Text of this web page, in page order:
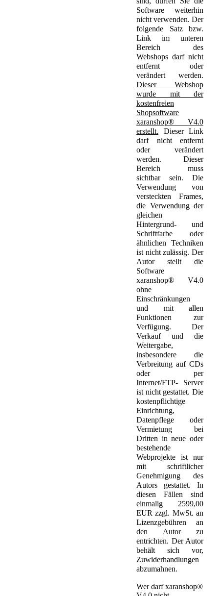
Software weiterhin
nicht verwenden. Der
folgende Satz bzw.
Link im unteren
Bereich des
Webshops darf nicht
entfernt oder
verändert werden.
Dieser Webshop
wurde mit der
kostenfreien
Shopsoftware
xaranshop® V4.0
erstellt. Dieser Link
darf nicht entfernt
oder verändert
werden. Dieser
Bereich muss
sichtbar sein. Die
Verwendung von
versteckten Frames,
die Verwendung der
gleichen
Hintergrund- und
Schriftfarbe oder
ähnlichen Techniken
ist nicht zulässig. Der
Autor stellt die
Software
xaranshop® V4.0
ohne
Einschränkungen
und mit allen
Funktionen zur
Verfügung. Der
Verkauf und die
Weitergabe,
insbesondere die
Verbreitung auf CDs
oder per
Internet/FTP- Server
ist nicht gestattet. Die
kostenpflichtige
Einrichtung,
Datenpflege oder
Vermietung bei
Dritten in neue oder
bestehende
Webprojekte ist nur
mit schriftlicher
Genehmigung des
Autors gestattet. In
diesen Fällen sind
einmalig 2599,00
EUR zzgl. MwSt. an
Lizenzgebühren an
den Autor zu
entrichten. Der Autor
behält sich vor,
Zuwiderhandlungen
abzumahnen.
Wer darf xaranshop®